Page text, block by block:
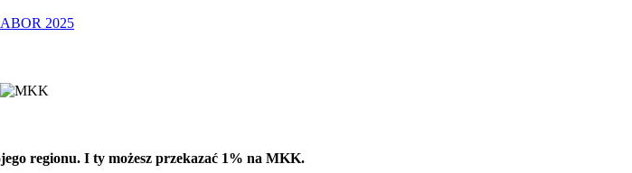
regionu. I ty możesz przekazać 1% na MKK.